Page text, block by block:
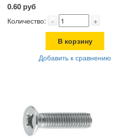
0.60 руб
Количество: - +
В корзину
Добавить к сравнению